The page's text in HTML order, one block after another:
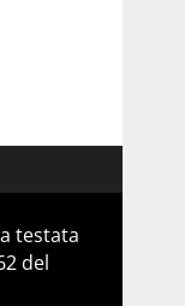
testata
del